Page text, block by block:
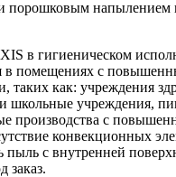
порошковым напылением
в гигиеническом
в помещениях с
таких как: учреждения
школьные учреждения,
производства с
конвекционных
пыль с внутренней
заказ.